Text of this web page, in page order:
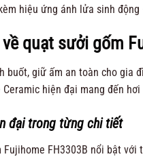
hiệu ứng ánh lửa sinh
quạt sưởi gốm
buốt, giữ ấm an toàn cho gia
Ceramic hiện đại mang đến
đại trong từng chi tiết
Fujihome FH3303B nổi bật